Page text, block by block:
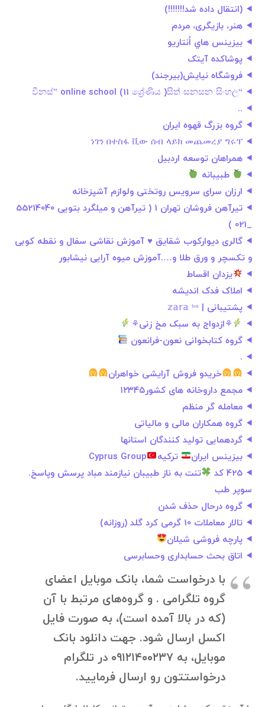
(انتقال داده شد!!!!!!!)
هنر، بازیگری، مردم
بيزينس هاي اُنتاريو
پوشاکده آیتک
فروشگاه نیایش(بیرجند)
“වීනස්” online school (11 ශ්‍රේණිය )සිත් සනසන සිංහල
..
گروه بزرگ قهوه ایران
ነገን በተስፋ ቪው ሰብ ላይክ መጨመረያ ግሩፕ
همراهان توسعه اردبیل
طبیبانه
ارزان سرای سرویس روتختی ولوازم آشپزخانه
تیرآهن فروشان تهران 1 ( تیرآهن و میلگرد بتویی 55214040
_021 )
گالری دیوارکوب شقایق ♥️ آموزش نقاشی سفال و نقطه کوبی
و تکسچر و ورق طلا و….آموزش میوه آرایی نیشابور
یزدان اقساط
املاک فدک اندیشه
پشتیبانی | 𝕫𝕒𝕣𝕒 ᵇᵒᵗ
⚘ازدواج به سبک مخ زنی⚘
گروه کتابخوانی نعون-فرانعون
.
خریدو فروش آرایشی خواهران
مجمع داروخانه های کشور۱۲۳۴۵
معامله گر منظم
گروه همکاران مالی و مالیاتی
گردهمایی تولید کنندگان استانها
بیزینس ایران
ترکیه
Cyprus Group
425 کد
تنت به ناز طبیبان نیازمند مباد پرسش وپاسخ.
سوپر طب
گروه درحال حذف شدن
تالار معاملات 10 گرمی کرد گلد (روزانه)
پارچه فروشی شیلان
اتاق بحث حسابداری وحسابرسی
با درخواست شما، بانک موبایل اعضای
گروه تلگرامی . و گروه‌های مرتبط با آن
(که در بالا آمده است)، به صورت فایل
اکسل ارسال شود. جهت دانلود بانک
موبایل، به ۰۹۱۲۱۴۰۰۲۳۷ در تلگرام
درخواستتون رو ارسال فرمایید.